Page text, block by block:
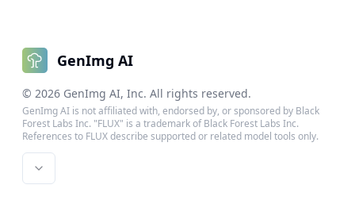
GenImg AI
© 2026 GenImg AI, Inc. All rights reserved.
GenImg AI is not affiliated with, endorsed by, or sponsored by Black
Forest Labs Inc. "FLUX" is a trademark of Black Forest Labs Inc.
References to FLUX describe supported or related model tools only.